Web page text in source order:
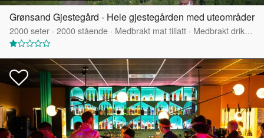
Grønsand Gjestegård - Hele gjestegården med uteområder
2000seter · 2000stående · Medbrakt mat tillatt · Medbrakt drikke tillatt